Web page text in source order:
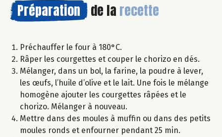
Préparation de la recette
Préchauffer le four à 180°C.
Râper les courgettes et couper le chorizo en dés.
Mélanger, dans un bol, la farine, la poudre à lever,
les œufs, l’huile d’olive et le lait. Une fois le mélange
homogène ajouter les courgettes râpées et le
chorizo. Mélanger à nouveau.
Mettre dans des moules à muffin ou dans des petits
moules ronds et enfourner pendant 25 min.